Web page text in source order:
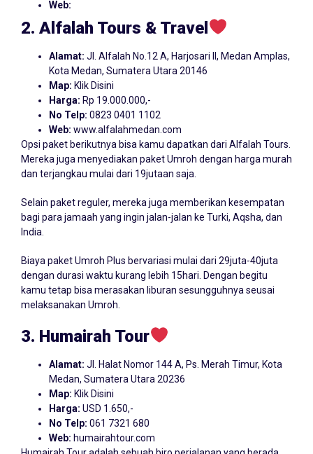
Web:
2. Alfalah Tours & Travel
Alamat: Jl. Alfalah No.12 A, Harjosari II, Medan Amplas,
Kota Medan, Sumatera Utara 20146
Map: Klik Disini
Harga: Rp 19.000.000,-
No Telp: 0823 0401 1102
Web: www.alfalahmedan.com
Opsi paket berikutnya bisa kamu dapatkan dari Alfalah Tours.
Mereka juga menyediakan paket Umroh dengan harga murah
dan terjangkau mulai dari 19jutaan saja.
Selain paket reguler, mereka juga memberikan kesempatan
bagi para jamaah yang ingin jalan-jalan ke Turki, Aqsha, dan
India.
Biaya paket Umroh Plus bervariasi mulai dari 29juta-40juta
dengan durasi waktu kurang lebih 15hari. Dengan begitu
kamu tetap bisa merasakan liburan sesungguhnya seusai
melaksanakan Umroh.
3. Humairah Tour
Alamat: Jl. Halat Nomor 144 A, Ps. Merah Timur, Kota
Medan, Sumatera Utara 20236
Map: Klik Disini
Harga: USD 1.650,-
No Telp: 061 7321 680
Web: humairahtour.com